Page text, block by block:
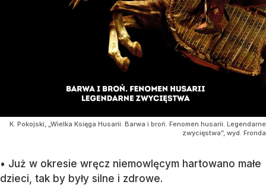
K. Pokojski, „Wielka Księga Husarii. Barwa i broń. Fenomen husarii. Legendarne
zwycięstwa”, wyd. Fronda
• Już w okresie wręcz niemowlęcym hartowano małe
dzieci, tak by były silne i zdrowe.